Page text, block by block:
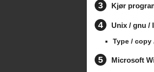
3 Kjør
4 Unix / gnu /
Type / copy
5 Microsoft